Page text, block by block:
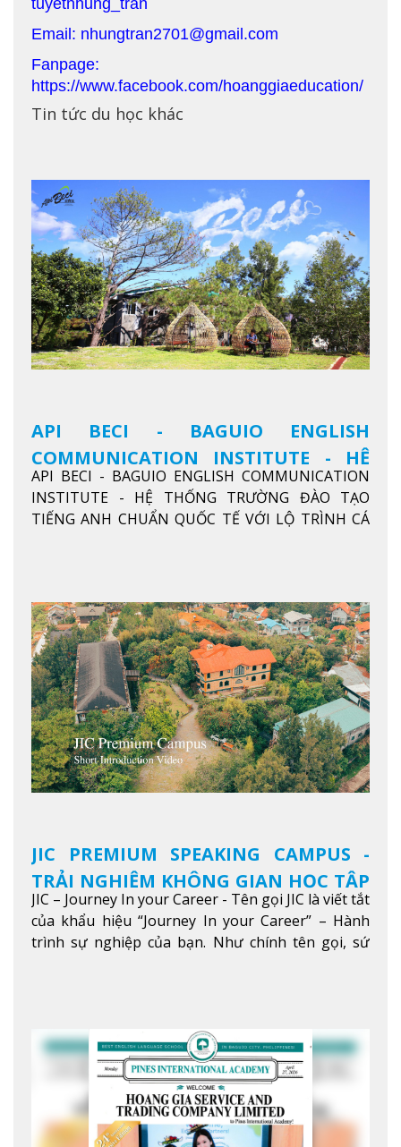
tuyetnhung_tran
Email: nhungtran2701@gmail.com
Fanpage:
https://www.facebook.com/hoanggiaeducation/
Tin tức du học khác
API BECI - BAGUIO ENGLISH
COMMUNICATION INSTITUTE - HỆ
THỐNG TRƯỜNG ĐÀO TẠO TIẾNG
ANH CHUẨN QUỐC TẾ
API BECI - BAGUIO ENGLISH COMMUNICATION
INSTITUTE - HỆ THỐNG TRƯỜNG ĐÀO TẠO
TIẾNG ANH CHUẨN QUỐC TẾ VỚI LỘ TRÌNH CÁ
JIC PREMIUM SPEAKING CAMPUS -
TRẢI NGHIỆM KHÔNG GIAN HỌC TẬP
5 SAO TẠI BAGUIO
JIC – Journey In your Career - Tên gọi JIC là viết tắt
của khẩu hiệu “Journey In your Career” – Hành
trình sự nghiệp của bạn. Như chính tên gọi, sứ